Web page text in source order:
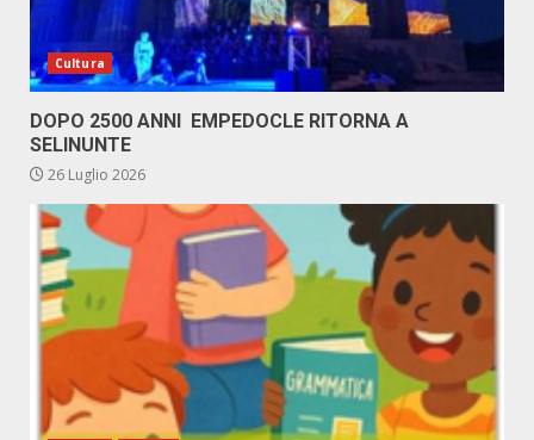
Cultura
DOPO 2500 ANNI EMPEDOCLE RITORNA A
SELINUNTE
26 Luglio 2026